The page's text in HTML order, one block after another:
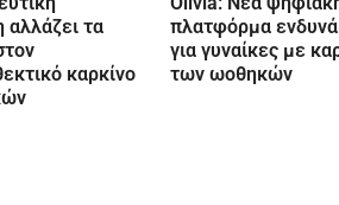
αλλάζει τα
καρκίνο
πλατφόρμα
για γυναίκες με
των ωοθηκών